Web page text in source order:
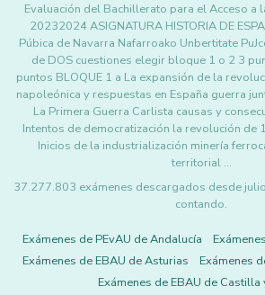
Evaluación del Bachillerato para el Acceso a
20232024 ASIGNATURA HISTORIA DE
Púbica de Navarra Nafarroako Unbertitate
de DOS cuestiones elegir bloque 1 o 2 3
puntos BLOQUE 1 a La expansión de la
napoleónica y respuestas en España guerra
La Primera Guerra Carlista causas y
Intentos de democratización la revolución de
Inicios de la industrialización minería
territorial …
37.277.803 exámenes descargados desde
contando.
Exámenes de PEvAU de Andalucía
Exámenes de EBAU de Asturias
Exámenes
Exámenes de EBAU de Castilla